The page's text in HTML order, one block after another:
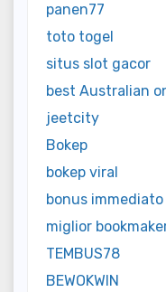
panen77
toto togel
situs slot gacor
best Australian
jeetcity
Bokep
bokep viral
bonus
miglior
TEMBUS78
BEWOKWIN